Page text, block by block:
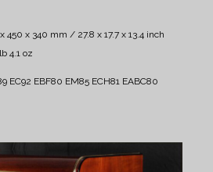
450 x 340 mm / 27.8 x 17.7 x 13.4 inch
4.1 oz
EC92 EBF80 EM85 ECH81 EABC80